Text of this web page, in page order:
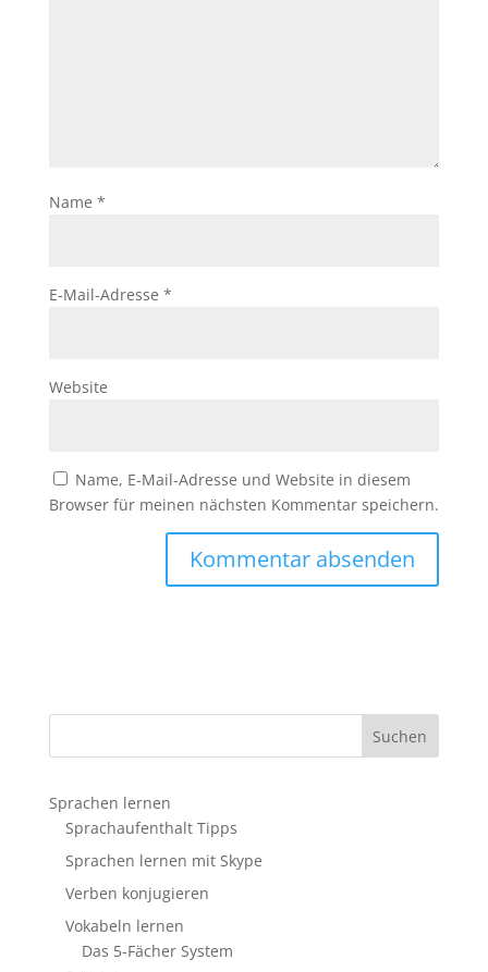
Name *
E-Mail-Adresse *
Website
Name, E-Mail-Adresse und Website in diesem
Browser für meinen nächsten Kommentar speichern.
Sprachen lernen
Sprachaufenthalt Tipps
Sprachen lernen mit Skype
Verben konjugieren
Vokabeln lernen
Das 5-Fächer System